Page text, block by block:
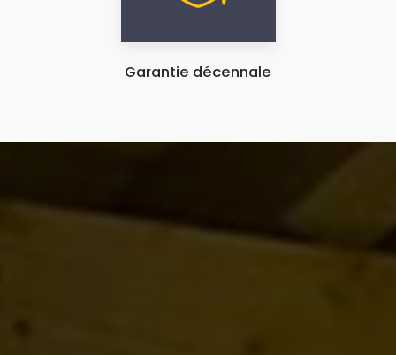
Garantie décennale